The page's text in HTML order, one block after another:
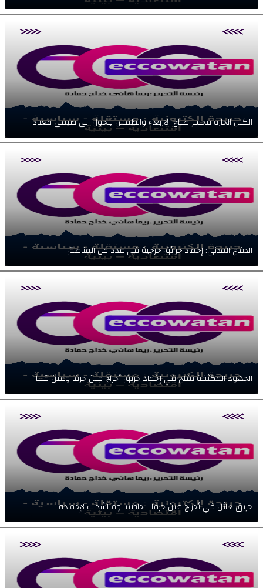
الكتل الحارة تنحسر صباح الاربعاء والطقس يتحول الى صيفي معتاد
الدفاع المدني: إخماد حرائق حرجية في عدد من المناطق
الجهود المكثفة تفلح في إخماد حريق أحراج عين جرفا وعين قنيا
حريق هائل في أحراج عين جرفا - حاصبيا ومناشدات لإخماده